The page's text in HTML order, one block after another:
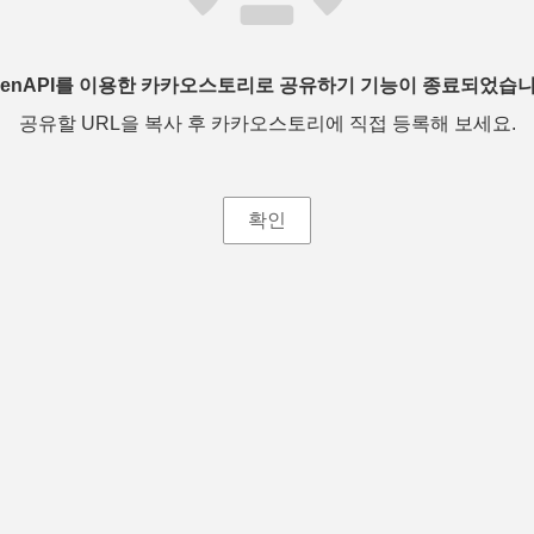
를 이용한 카카오스토리로 공유하기 기능이 종료되었습
공유할 URL을 복사 후 카카오스토리에 직접 등록해 보세요.
확인